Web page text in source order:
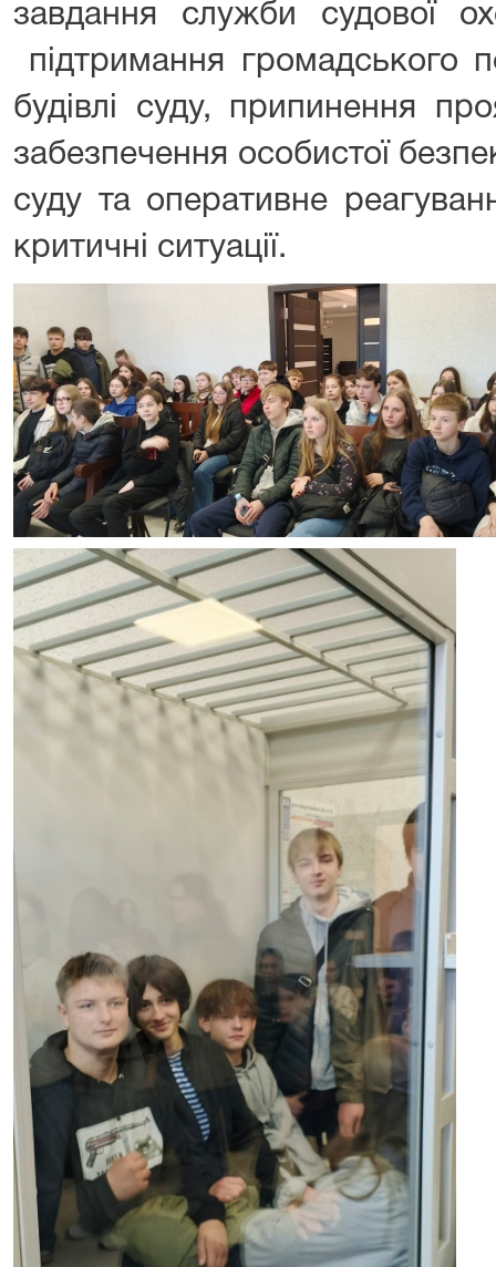
завдання служби судової
підтримання громадського
будівлі суду, припинення
забезпечення особистої
суду та оперативне
критичні ситуації.